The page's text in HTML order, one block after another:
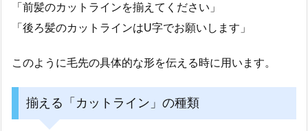
「前髪のカットラインを揃えてください」
「後ろ髪のカットラインはU字でお願いします」
このように毛先の具体的な形を伝える時に用います。
揃える「カットライン」の種類